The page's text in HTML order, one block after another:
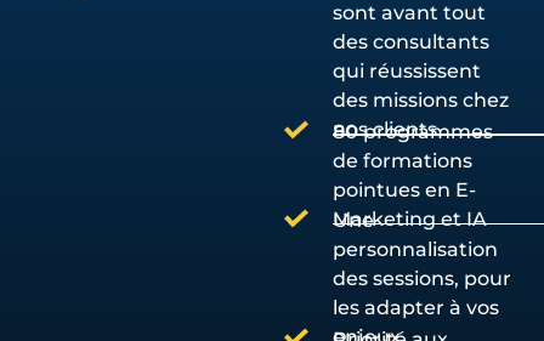
sont avant tout
des consultants
qui réussissent
des missions chez
nos clients
80 programmes
de formations
pointues en E-
Marketing et IA
Une
personnalisation
des sessions, pour
les adapter à vos